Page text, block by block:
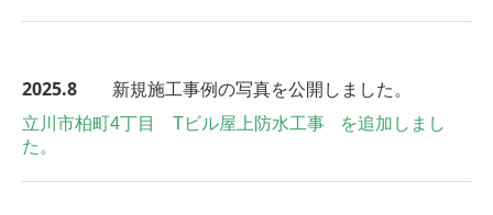
2025.8 新規施工事例の写真を公開しました。
立川市柏町4丁目 Tビル屋上防水工事
を追加しまし
た。